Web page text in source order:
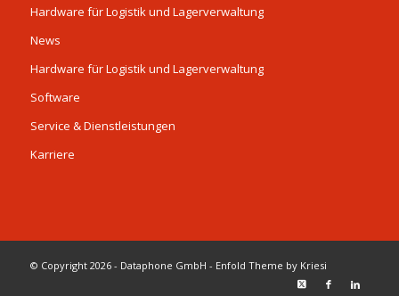
Hardware für Logistik und Lagerverwaltung
News
Hardware für Logistik und Lagerverwaltung
Software
Service & Dienstleistungen
Karriere
© Copyright 2026 - Dataphone GmbH - Enfold Theme by Kriesi